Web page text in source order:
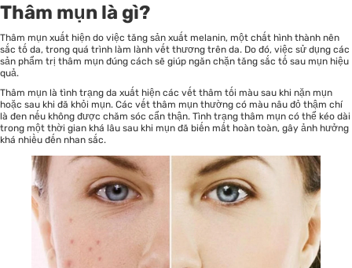
Thâm mụn là gì?
Thâm mụn xuất hiện do việc tăng sản xuất melanin, một chất hình thành nên
sắc tố da, trong quá trình làm lành vết thương trên da. Do đó, việc sử dụng các
sản phẩm trị thâm mụn đúng cách sẽ giúp ngăn chặn tăng sắc tố sau mụn hiệu
quả.
Thâm mụn là tình trạng da xuất hiện các vết thâm tối màu sau khi nặn mụn
hoặc sau khi đã khỏi mụn. Các vết thâm mụn thường có màu nâu đỏ thậm chí
là đen nếu không được chăm sóc cẩn thận. Tình trạng thâm mụn có thể kéo dài
trong một thời gian khá lâu sau khi mụn đã biến mất hoàn toàn, gây ảnh hưởng
khá nhiều đến nhan sắc.